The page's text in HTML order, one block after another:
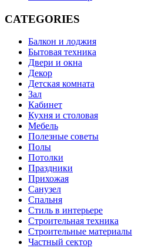
CATEGORIES
Балкон и лоджия
Бытовая техника
Двери и окна
Декор
Детская комната
Зал
Кабинет
Кухня и столовая
Мебель
Полезные советы
Полы
Потолки
Праздники
Прихожая
Санузел
Спальня
Стиль в интерьере
Строительная техника
Строительные материалы
Частный сектор